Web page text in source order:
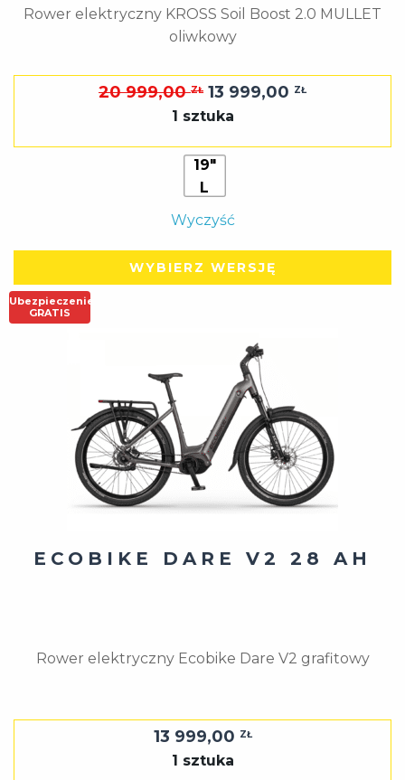
Rower elektryczny KROSS Soil Boost 2.0 MULLET
oliwkowy
20 999,00ZŁ Pierwotna
cena
20
999,00 zł.
13 999,00 ZŁAktualna
1 sztuka
19"
L
Wyczyść
WYBIERZ WERSJĘ
Ubezpieczenie
GRATIS
ECOBIKE DARE V2 28 AH
Rower elektryczny Ecobike Dare V2 grafitowy
13 999,00 ZŁ
1 sztuka